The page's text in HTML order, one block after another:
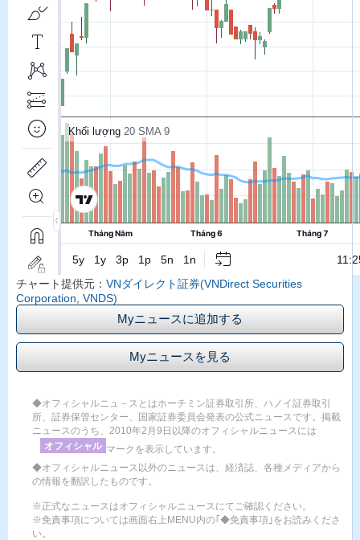
チャート提供元： VNダイレクト証券(VNDirect Securities
Corporation, VNDS)
Myニュースに追加する
Myニュースを見る
◆オフィシャルニュ－スとはホーチミン証券取引所、ハノイ証券取引
所、証券保管センター、国家証券委員会発表の公式ニュースです。掲載
ニュースのうち、2010年2月9日以降のオフィシャルニュースには
オフィシャル マークを表示しています。
◆オフィシャルニュース以外のニュースは、経済誌、各種メディアから
の情報を翻訳したものです。
※正式なニュースはオフィシャルニュースにてご確認ください。
※免責事項については画面右上MENU内の｢◆免責事項｣をお読みくださ
い。